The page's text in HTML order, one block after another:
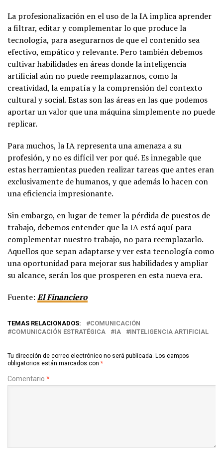
La profesionalización en el uso de la IA implica aprender
a filtrar, editar y complementar lo que produce la
tecnología, para asegurarnos de que el contenido sea
efectivo, empático y relevante. Pero también debemos
cultivar habilidades en áreas donde la inteligencia
artificial aún no puede reemplazarnos, como la
creatividad, la empatía y la comprensión del contexto
cultural y social. Estas son las áreas en las que podemos
aportar un valor que una máquina simplemente no puede
replicar.
Para muchos, la IA representa una amenaza a su
profesión, y no es difícil ver por qué. Es innegable que
estas herramientas pueden realizar tareas que antes eran
exclusivamente de humanos, y que además lo hacen con
una eficiencia impresionante.
Sin embargo, en lugar de temer la pérdida de puestos de
trabajo, debemos entender que la IA está aquí para
complementar nuestro trabajo, no para reemplazarlo.
Aquellos que sepan adaptarse y ver esta tecnología como
una oportunidad para mejorar sus habilidades y ampliar
su alcance, serán los que prosperen en esta nueva era.
Fuente: El Financiero
TEMAS RELACIONADOS:
COMUNICACIÓN
COMUNICACIÓN ESTRATÉGICA
IA INTELIGENCIA ARTIFICIAL
Tu dirección de correo electrónico no será publicada. Los campos
obligatorios están marcados con *
Comentario *